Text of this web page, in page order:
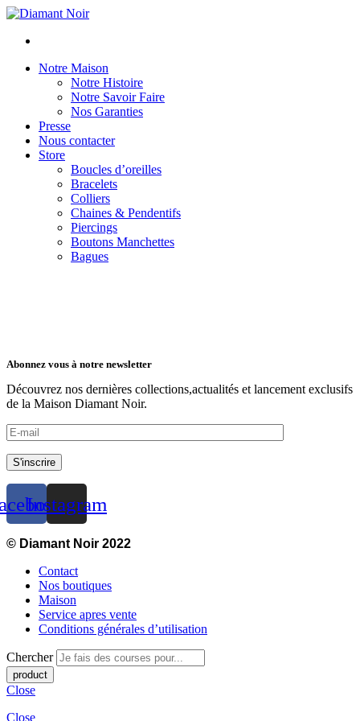
Notre Maison
Notre Histoire
Notre Savoir Faire
Nos Garanties
Presse
Nous contacter
Store
Boucles d’oreilles
Bracelets
Colliers
Chaines & Pendentifs
Piercings
Boutons Manchettes
Bagues
Abonnez vous à notre newsletter
Découvrez nos dernières collections,actualités et lancement exclusifs
de la Maison Diamant Noir.
S'inscrire
Instagram
© Diamant Noir 2022
Contact
Nos boutiques
Maison
Service apres vente
Conditions générales d’utilisation
Chercher
Close
Close